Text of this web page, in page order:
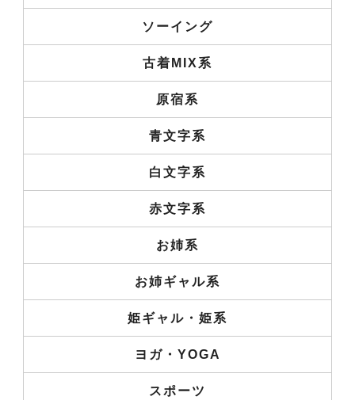
ソーイング
古着MIX系
原宿系
青文字系
白文字系
赤文字系
お姉系
お姉ギャル系
姫ギャル・姫系
ヨガ・YOGA
スポーツ